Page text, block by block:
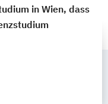
in Wien, dass